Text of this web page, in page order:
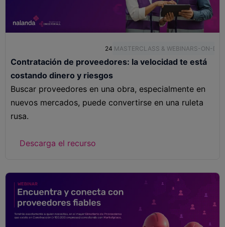
24 MASTERCLASS & WEBINARS-ON-
Contratación de proveedores: la velocidad te está
costando dinero y riesgos
Buscar proveedores en una obra, especialmente en
nuevos mercados, puede convertirse en una ruleta
rusa.
Descarga el recurso